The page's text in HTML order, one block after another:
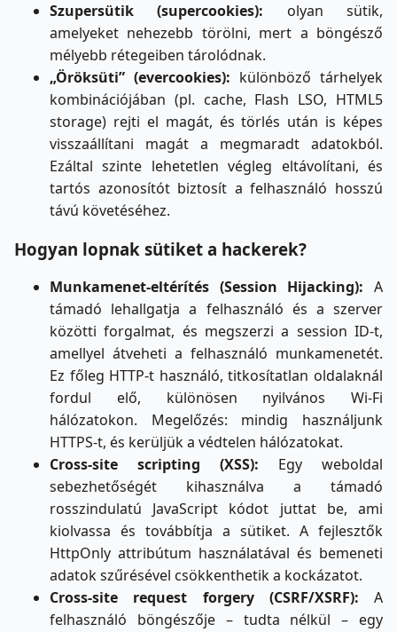
Szupersütik (supercookies): olyan sütik,
amelyeket nehezebb törölni, mert a böngésző
mélyebb rétegeiben tárolódnak.
„Öröksüti” (evercookies): különböző tárhelyek
kombinációjában (pl. cache, Flash LSO, HTML5
storage) rejti el magát, és törlés után is képes
visszaállítani magát a megmaradt adatokból.
Ezáltal szinte lehetetlen végleg eltávolítani, és
tartós azonosítót biztosít a felhasználó hosszú
távú követéséhez.
Hogyan lopnak sütiket a hackerek?
Munkamenet-eltérítés (Session Hijacking): A
támadó lehallgatja a felhasználó és a szerver
közötti forgalmat, és megszerzi a session ID-t,
amellyel átveheti a felhasználó munkamenetét.
Ez főleg HTTP-t használó, titkosítatlan oldalaknál
fordul elő, különösen nyilvános Wi-Fi
hálózatokon. Megelőzés: mindig használjunk
HTTPS-t, és kerüljük a védtelen hálózatokat.
Cross-site scripting (XSS): Egy weboldal
sebezhetőségét kihasználva a támadó
rosszindulatú JavaScript kódot juttat be, ami
kiolvassa és továbbítja a sütiket. A fejlesztők
HttpOnly attribútum használatával és bemeneti
adatok szűrésével csökkenthetik a kockázatot.
Cross-site request forgery (CSRF/XSRF): A
felhasználó böngészője – tudta nélkül – egy